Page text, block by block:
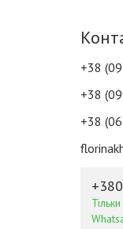
+38
+38
+38